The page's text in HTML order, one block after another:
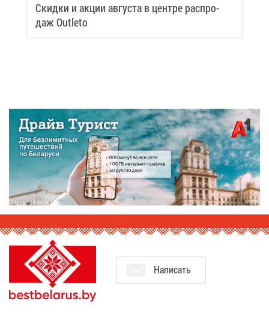
Скид­ки и ак­ции ав­гу­ста в цен­тре рас­про­
даж Outleto
На­пи­сать